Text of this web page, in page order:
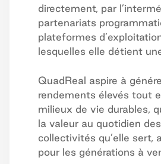
directement, par
partenariats
plateformes
lesquelles elle détient
QuadReal aspire à
rendements élevés tout
milieux de vie durables,
la valeur au quotidien
collectivités qu’elle sert,
pour les générations à